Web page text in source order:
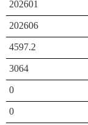
202601
202606
4597.2
3064
0
0